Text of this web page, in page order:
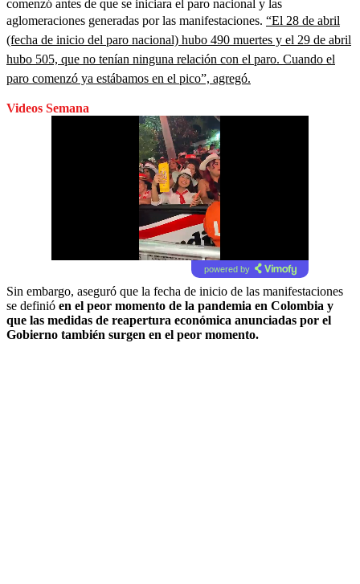
comenzó antes de que se iniciara el paro nacional y las
aglomeraciones generadas por las manifestaciones. “El 28 de abril
(fecha de inicio del paro nacional) hubo 490 muertes y el 29 de abril
hubo 505, que no tenían ninguna relación con el paro. Cuando el
paro comenzó ya estábamos en el pico”, agregó.
Videos Semana
powered by
Sin embargo, aseguró que la fecha de inicio de las manifestaciones
se definió en el peor momento de la pandemia en Colombia y
que las medidas de reapertura económica anunciadas por el
Gobierno también surgen en el peor momento.